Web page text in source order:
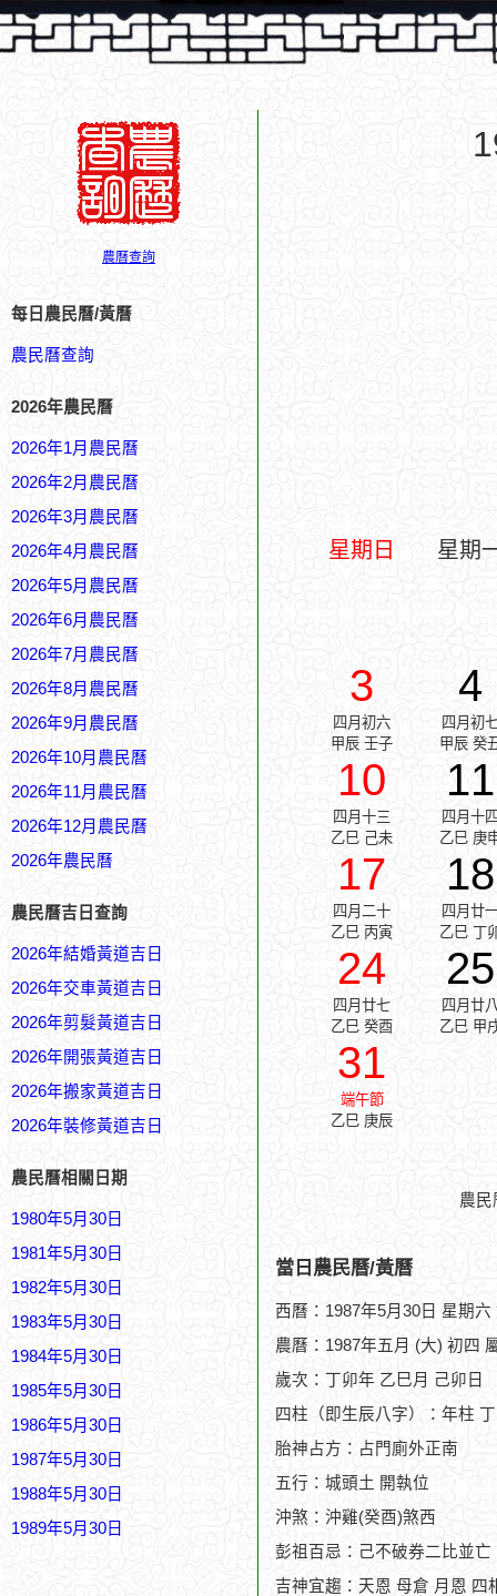
農曆查詢
每日農民曆/黃曆
農民曆查詢
2026年農民曆
2026年1月農民曆
2026年2月農民曆
2026年3月農民曆
2026年4月農民曆
2026年5月農民曆
2026年6月農民曆
2026年7月農民曆
2026年8月農民曆
2026年9月農民曆
2026年10月農民曆
2026年11月農民曆
2026年12月農民曆
2026年農民曆
農民曆吉日查詢
2026年結婚黃道吉日
2026年交車黃道吉日
2026年剪髮黃道吉日
2026年開張黃道吉日
2026年搬家黃道吉日
2026年裝修黃道吉日
農民曆相關日期
1980年5月30日
1981年5月30日
1982年5月30日
1983年5月30日
1984年5月30日
1985年5月30日
1986年5月30日
1987年5月30日
1988年5月30日
1989年5月30日
星期日 星期
3
四月初六
甲辰 壬子
4
四月初
甲辰 癸
10
四月十三
乙巳 己未
11
四月十
乙巳 庚
17
四月二十
乙巳 丙寅
18
四月廿
乙巳 丁
24
四月廿七
乙巳 癸酉
25
四月廿
乙巳 甲
31
端午節
乙巳 庚辰
農
當日農民曆/黃曆
西曆：1987年5月30日 星期六
農曆：1987年五月 (大) 初四
歲次：丁卯年 乙巳月 己卯日
四柱（即生辰八字）：年柱
胎神占方：占門廁外正南
五行：城頭土 開執位
沖煞：沖雞(癸酉)煞西
彭祖百忌：己不破券二比並
吉神宜趨：天恩 母倉 月恩 四